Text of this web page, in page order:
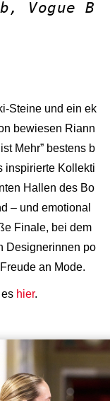
Vogue B
Steine und ein ek
bewiesen Riann
Mehr” bestens b
inspirierte Kollekti
Hallen des Bo
– und emotional
Finale, bei dem
Designerinnen po
an Mode.
hier.